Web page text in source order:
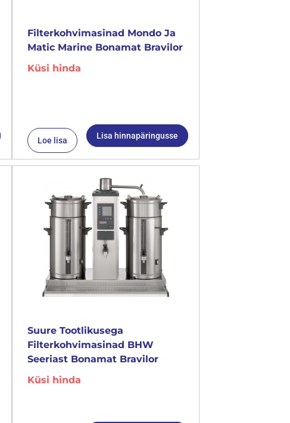
Filterkohvimasinad Mondo Ja
Matic Marine Bonamat Bravilor
Küsi hinda
Loe lisa Lisa hinnapäringusse
Suure Tootlikusega
Filterkohvimasinad BHW
Seeriast Bonamat Bravilor
Küsi hinda